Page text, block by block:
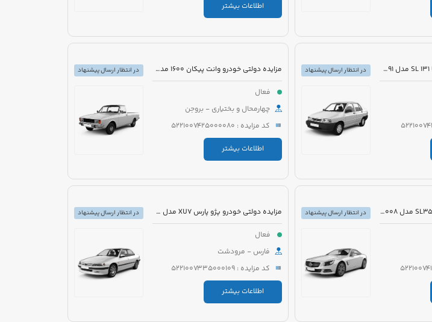
اطلاعات بیشتر
مزایده دولتی خودرو سایپا 131 SL مدل 1391 رنگ نوک مدادی متالیک
در انتظار ارسال پیشنهاد
مزایده دولتی خودرو وانت پیکان 1600 مدل 1386 رنگ سفید روغنی
فعال
چهارمحال و بختیاری - بروجن
کد مزایده : 5221007425000080
اطلاعات بیشتر
در انتظار ارسال پیشنهاد
مزایده دولتی خودرو بنز SL350 مدل 2008 رنگ مشکی روغنی
در انتظار ارسال پیشنهاد
مزایده دولتی خودرو پژو پارس XU7 مدل 1394 رنگ سفید روغنی
فعال
فارس - مرودشت
کد مزایده : 5221007335000109
اطلاعات بیشتر
در انتظار ارسال پیشنهاد